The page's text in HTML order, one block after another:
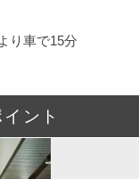
り車で15分
ント